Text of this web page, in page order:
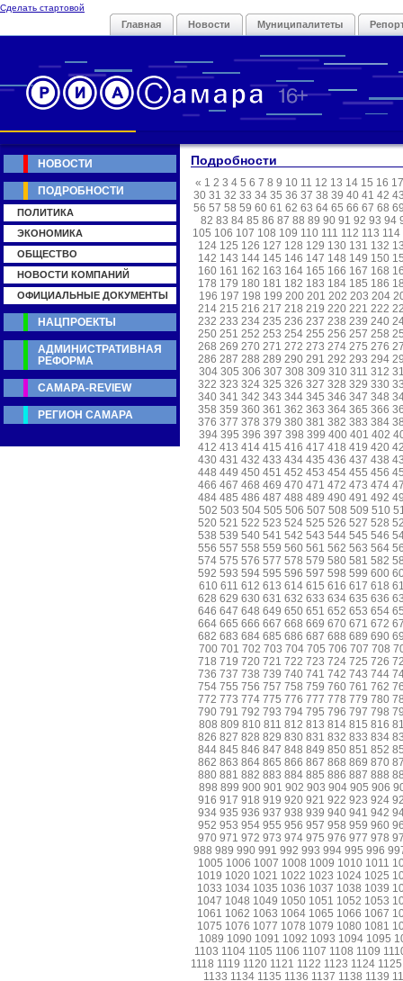
Сделать стартовой
Главная Новости Муниципалитеты
Подробности
« 1 2 3 4 5 6 7 8 9 10 11 12 13 14 15 16 17
30 31 32 33 34 35 36 37 38 39 40 41 42
56 57 58 59 60 61 62 63 64 65 66 67 68
82 83 84 85 86 87 88 89 90 91 92 93 94
105 106 107 108 109 110 111 112 113 114
124 125 126 127 128 129 130 131 132
142 143 144 145 146 147 148 149 150
160 161 162 163 164 165 166 167 168
178 179 180 181 182 183 184 185 186
196 197 198 199 200 201 202 203 204
214 215 216 217 218 219 220 221 222
232 233 234 235 236 237 238 239 240
250 251 252 253 254 255 256 257 258
268 269 270 271 272 273 274 275 276
286 287 288 289 290 291 292 293 294
304 305 306 307 308 309 310 311 312
322 323 324 325 326 327 328 329 330
340 341 342 343 344 345 346 347 348
358 359 360 361 362 363 364 365 366
376 377 378 379 380 381 382 383 384
394 395 396 397 398 399 400 401 402
412 413 414 415 416 417 418 419 420
430 431 432 433 434 435 436 437 438
448 449 450 451 452 453 454 455 456
466 467 468 469 470 471 472 473 474
484 485 486 487 488 489 490 491 492
502 503 504 505 506 507 508 509 510
520 521 522 523 524 525 526 527 528
538 539 540 541 542 543 544 545 546
556 557 558 559 560 561 562 563 564
574 575 576 577 578 579 580 581 582
592 593 594 595 596 597 598 599 600
610 611 612 613 614 615 616 617 618
628 629 630 631 632 633 634 635 636
646 647 648 649 650 651 652 653 654
664 665 666 667 668 669 670 671 672
682 683 684 685 686 687 688 689 690
700 701 702 703 704 705 706 707 708
718 719 720 721 722 723 724 725 726
736 737 738 739 740 741 742 743 744
754 755 756 757 758 759 760 761 762
772 773 774 775 776 777 778 779 780
790 791 792 793 794 795 796 797 798
808 809 810 811 812 813 814 815 816
826 827 828 829 830 831 832 833 834
844 845 846 847 848 849 850 851 852
862 863 864 865 866 867 868 869 870
880 881 882 883 884 885 886 887 888
898 899 900 901 902 903 904 905 906
916 917 918 919 920 921 922 923 924
934 935 936 937 938 939 940 941 942
952 953 954 955 956 957 958 959 960
970 971 972 973 974 975 976 977 978
988 989 990 991 992 993 994 995 996
1005 1006 1007 1008 1009 1010 1011
1019 1020 1021 1022 1023 1024 1025
1033 1034 1035 1036 1037 1038 1039
1047 1048 1049 1050 1051 1052 1053
1061 1062 1063 1064 1065 1066 1067
1075 1076 1077 1078 1079 1080 1081
1089 1090 1091 1092 1093 1094 1095
1103 1104 1105 1106 1107 1108 1109
1118 1119 1120 1121 1122 1123 1124 1125
1133 1134 1135 1136 1137 1138 1139
НОВОСТИ
ПОДРОБНОСТИ
ПОЛИТИКА
ЭКОНОМИКА
ОБЩЕСТВО
НОВОСТИ КОМПАНИЙ
ОФИЦИАЛЬНЫЕ ДОКУМЕНТЫ
НАЦПРОЕКТЫ
АДМИНИСТРАТИВНАЯ
РЕФОРМА
САМАРА-REVIEW
РЕГИОН САМАРА